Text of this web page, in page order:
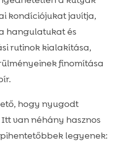
kondíciójukat javítja,
hangulatukat és
rutinok kialakítása,
finomítása
hogy nyugodt
van néhány hasznos
legyenek: